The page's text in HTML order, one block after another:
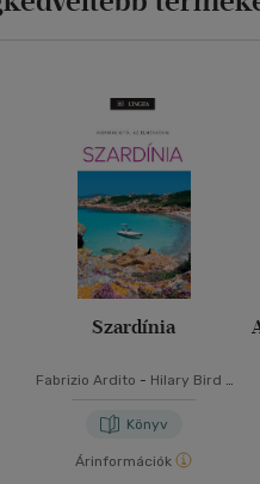
Szardínia
Fabrizio Ardito - Hilary Bird -
Voormei
Könyv
Árinformációk